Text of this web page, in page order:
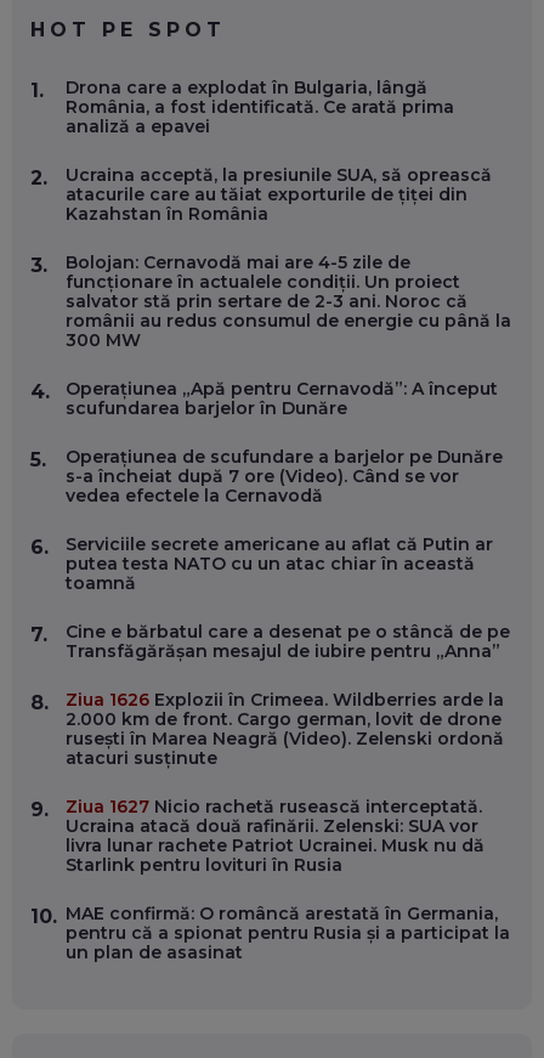
FOLOSEȘTI TEHNOLOGIA CA SĂ FII MAI BUN LA JOB. ȘI CUM
SE VA SCHIMBA MUNCA, ÎN URMĂTORII ANI
EP. 58
MARIUS PAȘCULEA, COFONDATOR AL KULTH: CUM
FOLOSEȘTI TEHNOLOGIA CA SĂ ÎȚI DESCHIZI DRUMUL
EP. 57
ANDREI AVĂDANEI, BIT SENTINEL: CUM ÎȚI PROTEJEZI
EFICIENT VIAȚA ONLINE. ȘI CARE SUNT PRIMII PAȘI ÎNTR-O
EP. 56
DOINA VÎLCEANU, CONTENTSPEED: VREI SUCCES ONLINE?
ÎNVAȚĂ AEO ȘI GEO!
EP. 55
OLIVIU MATEI, HOLISUN: SOFTWARE DE LA CLUJ PENTRU
WASHINGTON, OCHELARI INTELIGENȚI ȘI FERME
EP. 54
VALENTIN VANCEA, CEO AL PATRIA BANK: AUTOMATIZĂM
PROCESE, DAR CE FACEM CÂND PICĂ BAZA DE DATE, LA
INSTITUȚIILE STATULUI?
EP. 53
VOICU OPREAN (AROBS): CUM CONSTRUIEȘTI O COMPANIE
GLOBALĂ, FĂRĂ SĂ PIERZI LEGĂTURA CU COMUNITATEA
TA LOCALĂ - ȘI CE SĂ DAI ÎNAPOI
EP. 52
ROBERT GRAUR, FOMO: SPEAKERUL PE SCENĂ, INVITATUL
ÎN SALĂ, DAR ÎNVĂȚĂM UNII DE LA CEILALȚI. VIN JASON
DERULO, STEVEN BARTLETT ȘI ALȚI PESTE 60 DE
HOT PE SPOT
1.
Drona care a explodat în Bulgaria, lângă
România, a fost identificată. Ce arată prima
analiză a epavei
2.
Ucraina acceptă, la presiunile SUA, să oprească
atacurile care au tăiat exporturile de țiței din
Kazahstan în România
3.
Bolojan: Cernavodă mai are 4-5 zile de
funcționare în actualele condiții. Un proiect
salvator stă prin sertare de 2-3 ani. Noroc că
românii au redus consumul de energie cu până la
300 MW
4.
Operațiunea „Apă pentru Cernavodă”: A început
scufundarea barjelor în Dunăre
5.
Operațiunea de scufundare a barjelor pe Dunăre
s-a încheiat după 7 ore (Video). Când se vor
vedea efectele la Cernavodă
6.
Serviciile secrete americane au aflat că Putin ar
putea testa NATO cu un atac chiar în această
toamnă
7.
Cine e bărbatul care a desenat pe o stâncă de pe
Transfăgărășan mesajul de iubire pentru „Anna”
8. Ziua 1626 Explozii în Crimeea. Wildberries arde la
2.000 km de front. Cargo german, lovit de drone
rusești în Marea Neagră (Video). Zelenski ordonă
atacuri susținute
9. Ziua 1627 Nicio rachetă rusească interceptată.
Ucraina atacă două rafinării. Zelenski: SUA vor
livra lunar rachete Patriot Ucrainei. Musk nu dă
Starlink pentru lovituri în Rusia
10. MAE confirmă: O româncă arestată în Germania,
pentru că a spionat pentru Rusia și a participat la
un plan de asasinat